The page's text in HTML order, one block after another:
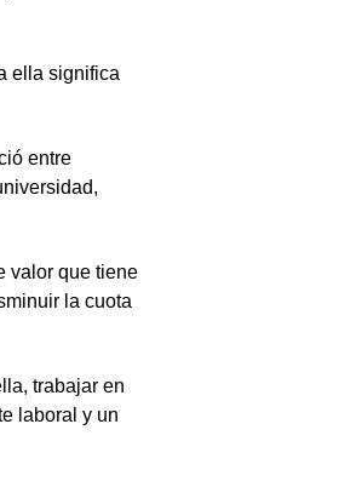
ella significa
entre
valor que tiene
la cuota
trabajar en
laboral y un